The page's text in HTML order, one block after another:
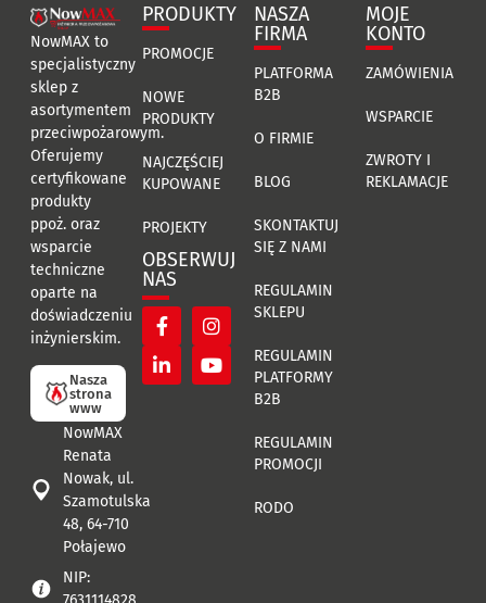
NowMAX to
specjalistyczny
sklep z
asortymentem
przeciwpożarowym.
Oferujemy
certyfikowane
produkty
ppoż. oraz
wsparcie
techniczne
oparte na
doświadczeniu
inżynierskim.
Nasza
strona
www
NowMAX
Renata
Nowak, ul.
Szamotulska
48, 64-710
Połajewo
NIP:
PRODUKTY
PROMOCJE
NOWE
PRODUKTY
NAJCZĘŚCIEJ
KUPOWANE
PROJEKTY
OBSERWUJ
NAS
NASZA
FIRMA
PLATFORMA
B2B
O FIRMIE
BLOG
SKONTAKTUJ
SIĘ Z NAMI
REGULAMIN
SKLEPU
REGULAMIN
PLATFORMY
B2B
REGULAMIN
PROMOCJI
RODO
MOJE
KONTO
ZAMÓWIENIA
WSPARCIE
ZWROTY I
REKLAMACJE